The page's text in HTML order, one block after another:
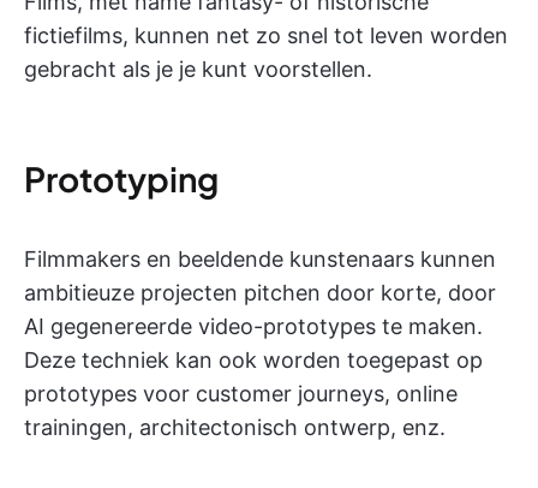
fictiefilms, kunnen net zo snel tot leven worden
gebracht als je je kunt voorstellen.
Prototyping
Filmmakers en beeldende kunstenaars kunnen
ambitieuze projecten pitchen door korte, door
AI gegenereerde video-prototypes te maken.
Deze techniek kan ook worden toegepast op
prototypes voor customer journeys, online
trainingen, architectonisch ontwerp, enz.